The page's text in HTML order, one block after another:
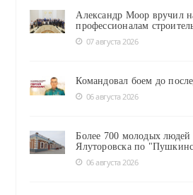
Александр Моор вручил
профессионалам
07 августа 2026
Командовал боем до
06 августа 2026
Более 700 молодых людей
Ялуторовска по
06 августа 2026